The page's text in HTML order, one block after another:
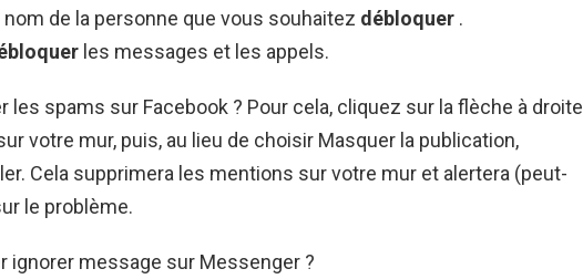
de la personne que vous souhaitez débloquer .
les messages et les appels.
les spams sur Facebook ? Pour cela, cliquez sur la flèche à droite
votre mur, puis, au lieu de choisir Masquer la publication,
Cela supprimera les mentions sur votre mur et alertera (peut-
le problème.
ignorer message sur Messenger ?